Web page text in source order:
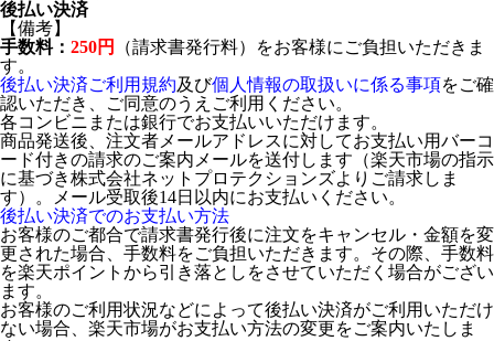
後払い決済
【備考】
手数料： 250円
（請求書発行料）をお客様にご負担いただきま
す。
後払い決済ご利用規約及び個人情報の取扱いに係る事項をご確
認いただき、ご同意のうえご利用ください。
各コンビニまたは銀行でお支払いいただけます。
商品発送後、注文者メールアドレスに対してお支払い用バーコ
ード付きの請求のご案内メールを送付します（楽天市場の指示
に基づき株式会社ネットプロテクションズよりご請求しま
す）。メール受取後14日以内にお支払いください。
後払い決済でのお支払い方法
お客様のご都合で請求書発行後に注文をキャンセル・金額を変
更された場合、手数料をご負担いただきます。その際、手数料
を楽天ポイントから引き落としをさせていただく場合がござい
ます。
お客様のご利用状況などによって後払い決済がご利用いただけ
ない場合、楽天市場がお支払い方法の変更をご案内いたしま